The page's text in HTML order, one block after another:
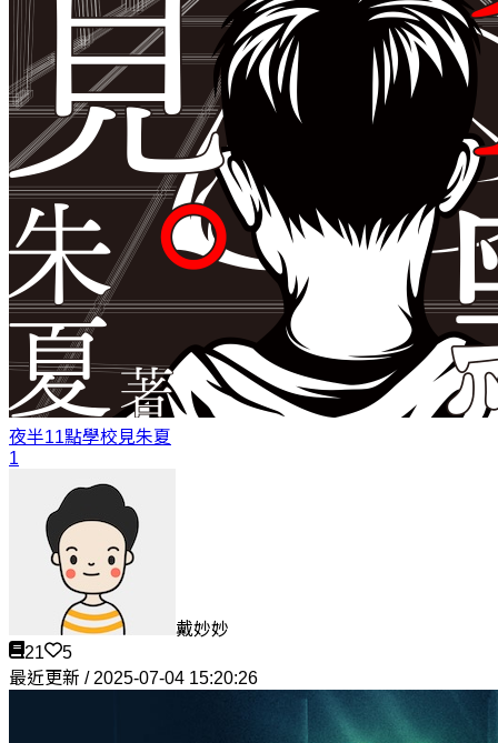
夜半11點學校見朱夏
1
戴妙妙
21
5
最近更新 / 2025-07-04 15:20:26